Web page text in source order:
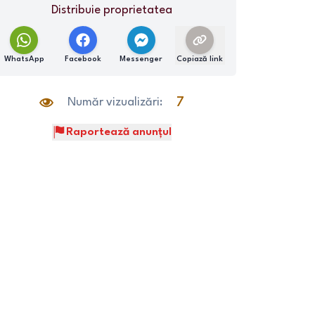
Distribuie proprietatea
WhatsApp Facebook Messenger Copiază link
Număr vizualizări: 7
Raportează anunțul